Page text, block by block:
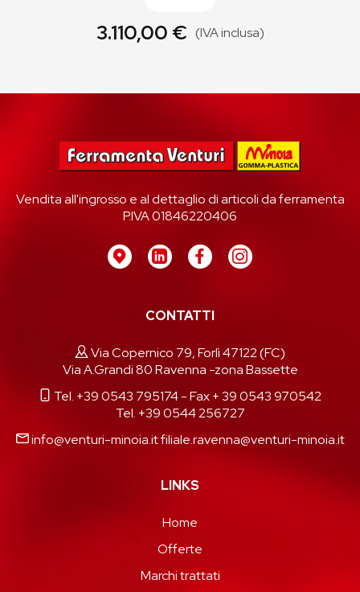
3.110,00 € (IVA inclusa)
Vendita all'ingrosso e al dettaglio di articoli da ferramenta
P.IVA 01846220406
CONTATTI
Via Copernico 79, Forlì 47122 (FC)
Via A.Grandi 80 Ravenna -zona Bassette
Tel. +39 0543 795174- Fax + 39 0543 970542
Tel. +39 0544 256727
info@venturi-minoia.itfiliale.ravenna@venturi-minoia.it
LINKS
Home
Offerte
Marchi trattati